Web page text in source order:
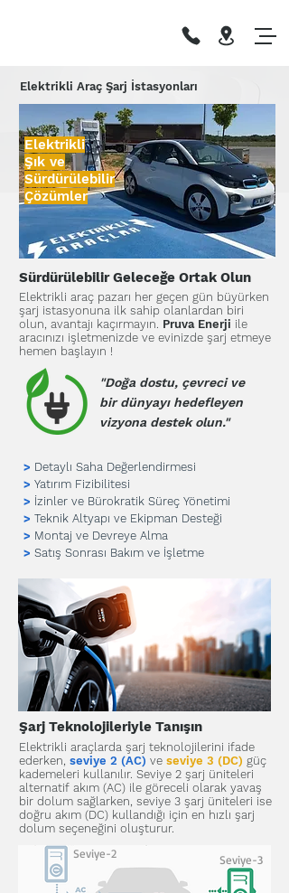
Elektrikli Araç Şarj İstasyonları
Elektrikli
Şık ve
Sürdürülebilir
Çözümler
Sürdürülebilir Geleceğe Ortak Olun
Elektrikli araç pazarı her geçen gün büyürken
şarj istasyonuna ilk sahip olanlardan biri
olun, avantajı kaçırmayın. Pruva Enerji ile
aracınızı işletmenizde ve evinizde şarj etmeye
hemen başlayın !
"Doğa dostu, çevreci ve
bir dünyayı hedefleyen
vizyona destek olun."
> Detaylı Saha Değerlendirmesi
> Yatırım Fizibilitesi
> İzinler ve Bürokratik Süreç Yönetimi
> Teknik Altyapı ve Ekipman Desteği
> Montaj ve Devreye Alma
> Satış Sonrası Bakım ve İşletme
Şarj Teknolojileriyle Tanışın
Elektrikli araçlarda şarj teknolojilerini ifade
ederken, seviye 2 (AC) ve seviye 3 (DC) güç
kademeleri kullanılır. Seviye 2 şarj üniteleri
alternatif akım (AC) ile göreceli olarak yavaş
bir dolum sağlarken, seviye 3 şarj üniteleri ise
doğru akım (DC) kullandığı için en hızlı şarj
dolum seçeneğini oluşturur.
Seviye-2 Seviye-3